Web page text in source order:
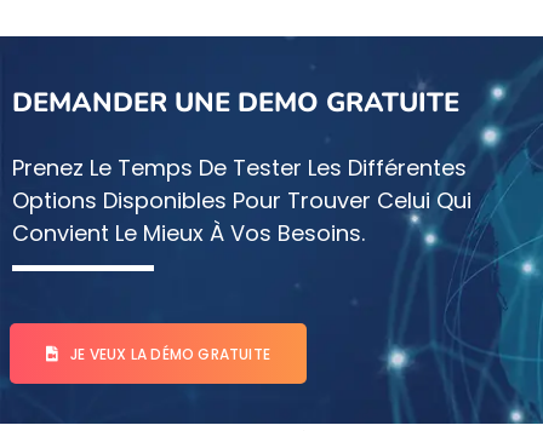
DEMANDER UNE DEMO GRATUITE
Prenez Le Temps De Tester Les Différentes
Options Disponibles Pour Trouver Celui Qui
Convient Le Mieux À Vos Besoins.
JE VEUX LA DÉMO GRATUITE